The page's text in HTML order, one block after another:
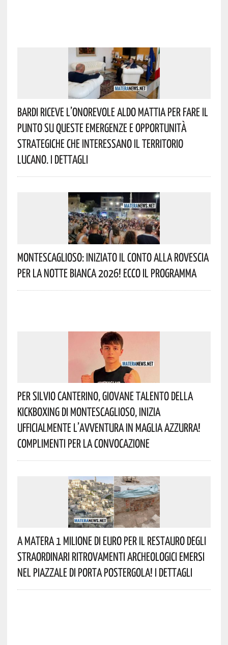
Bardi Riceve L’onorevole Aldo Mattia Per Fare Il
Punto Su Queste Emergenze E Opportunità
Strategiche Che Interessano Il Territorio
Lucano. I Dettagli
Montescaglioso: Iniziato Il Conto Alla Rovescia
Per La Notte Bianca 2026! Ecco Il Programma
Per Silvio Canterino, Giovane Talento Della
Kickboxing Di Montescaglioso, Inizia
Ufficialmente L’avventura In Maglia Azzurra!
Complimenti Per La Convocazione
A Matera 1 Milione Di Euro Per Il Restauro Degli
Straordinari Ritrovamenti Archeologici Emersi
Nel Piazzale Di Porta Postergola! I Dettagli